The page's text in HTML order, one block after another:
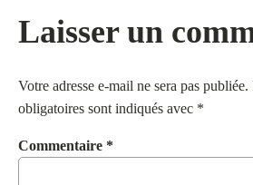
Laisser un
Votre adresse e-mail ne sera pas publiée.
obligatoires sont indiqués avec *
Commentaire *